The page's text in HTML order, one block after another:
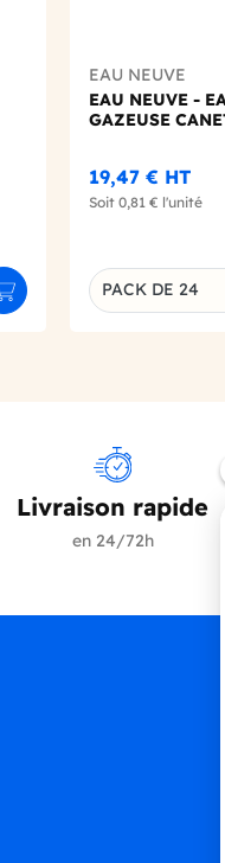
Ajouter au panier
EAU NEUVE
EAU NEUVE -
GAZEUSE
19,47 € HT
Soit 0,81 € l'unité
Déclinaison du
PACK DE 24
Livraison rapide
en 24/72h